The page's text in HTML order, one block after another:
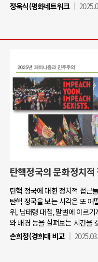
정욱식(평화네트워크
탄핵정국의 문화정치
탄핵 정국에 대한 정치적 접근
탄핵 정국을 보는 시각은 또 어
위, 남태령 대첩, 말벌에 이르
와 배경 등을 살펴보는 시간을
손희정(경희대 비교